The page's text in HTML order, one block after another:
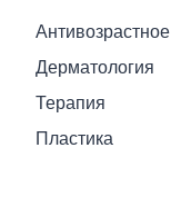
Антивозрастное
Дерматология
Терапия
Пластика